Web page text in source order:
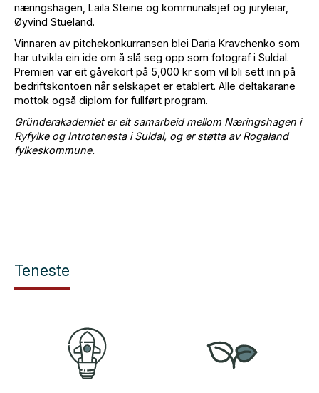
næringshagen, Laila Steine og kommunalsjef og juryleiar,
Øyvind Stueland.
Vinnaren av pitchekonkurransen blei Daria Kravchenko som
har utvikla ein ide om å slå seg opp som fotograf i Suldal.
Premien var eit gåvekort på 5,000 kr som vil bli sett inn på
bedriftskontoen når selskapet er etablert. Alle deltakarane
mottok også diplom for fullført program.
Gründerakademiet er eit samarbeid mellom Næringshagen i
Ryfylke og Introtenesta i Suldal, og er støtta av Rogaland
fylkeskommune.
Teneste